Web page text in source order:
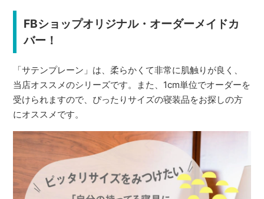
FBショップオリジナル・オーダーメイドカ
バー！
「サテンプレーン」は、柔らかくて非常に肌触りが良く、
当店オススメのシリーズです。また、1cm単位でオーダーを
受けられますので、ぴったりサイズの寝装品をお探しの方
にオススメです。